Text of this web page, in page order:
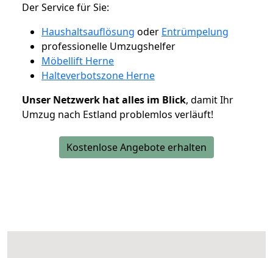
Der Service für Sie:
Haushaltsauflösung oder Entrümpelung
professionelle Umzugshelfer
Möbellift Herne
Halteverbotszone Herne
Unser Netzwerk hat alles im Blick, damit Ihr
Umzug nach Estland problemlos verläuft!
Kostenlose Angebote erhalten